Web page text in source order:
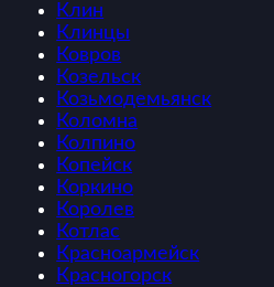
Клин
Клинцы
Ковров
Козельск
Козьмодемьянск
Коломна
Колпино
Копейск
Коркино
Королев
Котлас
Красноармейск
Красногорск